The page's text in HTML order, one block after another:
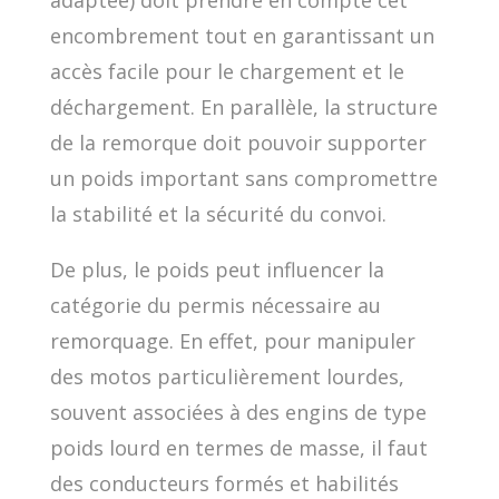
encombrement tout en garantissant un
accès facile pour le chargement et le
déchargement. En parallèle, la structure
de la remorque doit pouvoir supporter
un poids important sans compromettre
la stabilité et la sécurité du convoi.
De plus, le poids peut influencer la
catégorie du permis nécessaire au
remorquage. En effet, pour manipuler
des motos particulièrement lourdes,
souvent associées à des engins de type
poids lourd en termes de masse, il faut
des conducteurs formés et habilités